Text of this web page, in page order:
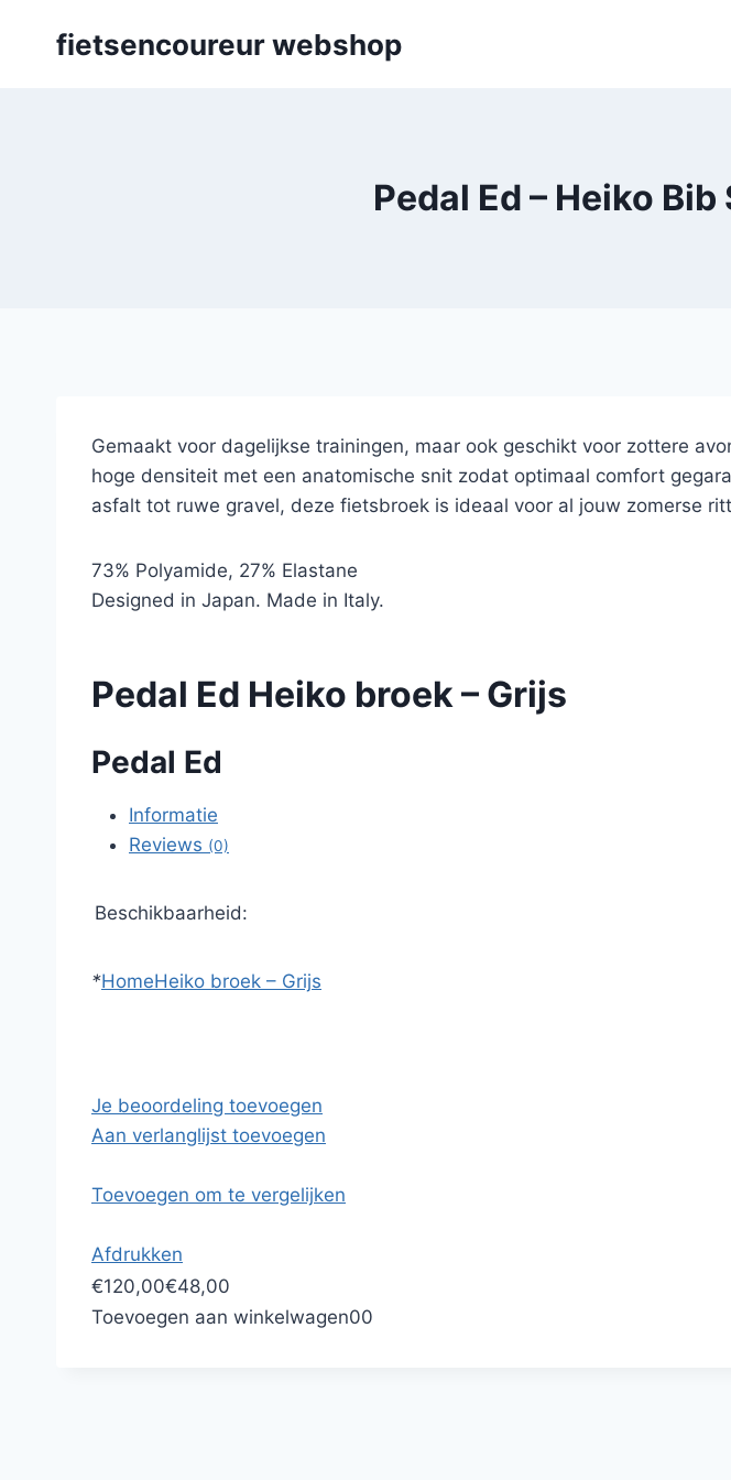
fietsencoureur webshop
Pedal Ed – Heiko
Gemaakt voor dagelijkse trainingen, maar ook geschikt voor zottere
hoge densiteit met een anatomische snit zodat optimaal comfort
asfalt tot ruwe gravel, deze fietsbroek is ideaal voor al jouw zomerse
73% Polyamide, 27% Elastane
Designed in Japan. Made in Italy.
Pedal Ed Heiko broek – Grijs
Pedal Ed
Informatie
Reviews (0)
Beschikbaarheid:
*HomeHeiko broek – Grijs
Je beoordeling toevoegen
Aan verlanglijst toevoegen
Toevoegen om te vergelijken
Afdrukken
€120,00€48,00
Toevoegen aan winkelwagen00